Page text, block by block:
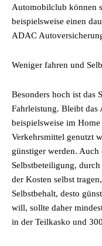
Automobilclub können
beispielsweise einen
ADAC
Weniger fahren und
Besonders hoch ist das
Fahrleistung. Bleibt das
beispielsweise im
Verkehrsmittel genutzt
günstiger werden.
Selbstbeteiligung,
der Kosten selbst
Selbstbehalt, desto
will, sollte daher
in der Teilkasko und